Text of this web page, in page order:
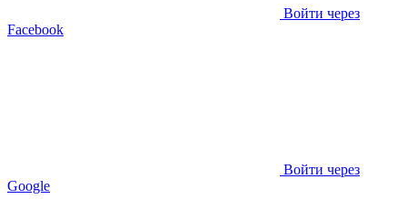
Войти через
Facebook
Войти через
Google